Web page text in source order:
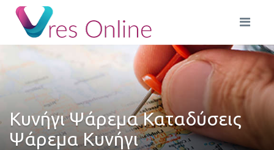
Κυνήγι Ψάρεμα Καταδύσεις
Ψάρεμα Κυνήγι